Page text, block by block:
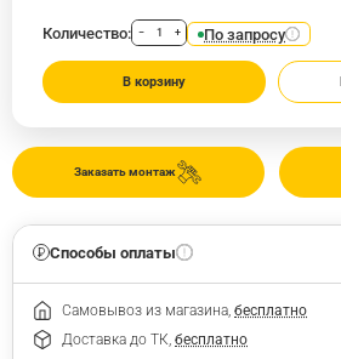
Заказать монтаж
Количество: − + По запросу
В корзину
Способы оплаты
Самовывоз из магазина, бесплатно
Доставка до ТК, бесплатно